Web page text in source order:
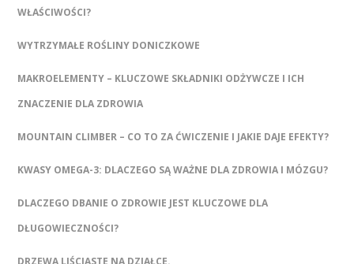
WŁAŚCIWOŚCI?
WYTRZYMAŁE ROŚLINY DONICZKOWE
MAKROELEMENTY – KLUCZOWE SKŁADNIKI ODŻYWCZE I ICH
ZNACZENIE DLA ZDROWIA
MOUNTAIN CLIMBER – CO TO ZA ĆWICZENIE I JAKIE DAJE EFEKTY?
KWASY OMEGA-3: DLACZEGO SĄ WAŻNE DLA ZDROWIA I MÓZGU?
DLACZEGO DBANIE O ZDROWIE JEST KLUCZOWE DLA
DŁUGOWIECZNOŚCI?
DRZEWA LIŚCIASTE NA DZIAŁCE.